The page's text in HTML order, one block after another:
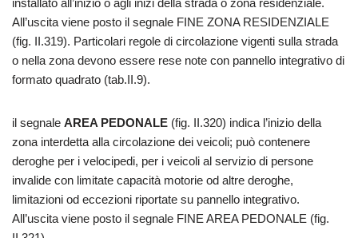
All’uscita viene posto il segnale FINE ZONA RESIDENZIALE
(fig. II.319). Particolari regole di circolazione vigenti sulla strada
o nella zona devono essere rese note con pannello integrativo di
formato quadrato (tab.II.9).
il segnale AREA PEDONALE (fig. II.320) indica l’inizio della
zona interdetta alla circolazione dei veicoli; può contenere
deroghe per i velocipedi, per i veicoli al servizio di persone
invalide con limitate capacità motorie od altre deroghe,
limitazioni od eccezioni riportate su pannello integrativo.
All’uscita viene posto il segnale FINE AREA PEDONALE (fig.